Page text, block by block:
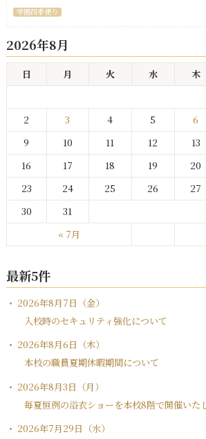
学園四季便り
2026年8月
日 月 火 水 木
« 7月
2
3 4 5 6
9
10 11 12 13
16
17 18 19 20
23
24 25 26 27
30
31
最新5件
2026年8月7日（金）
入校時のセキュリティ強化について
2026年8月6日（木）
本校の職員夏期休暇期間について
2026年8月3日（月）
毎夏恒例の浴衣ショーを本校8階で開催いた
2026年7月29日（水）